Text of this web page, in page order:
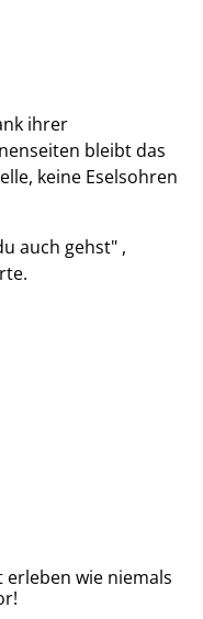
ihrer
bleibt das
keine Eselsohren
auch gehst" ,
erleben wie niemals